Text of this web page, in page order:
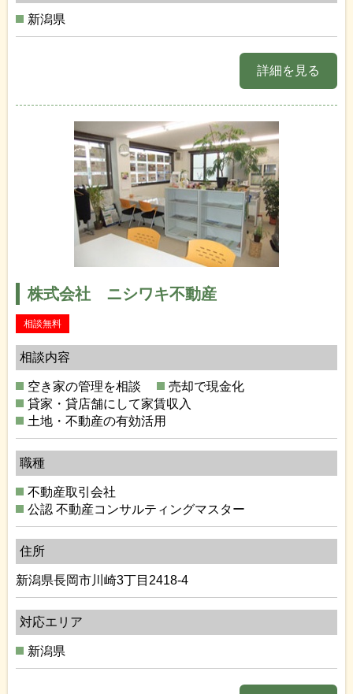
新潟県
詳細を見る
株式会社 ニシワキ不動産
相談無料
相談内容
空き家の管理を相談
売却で現金化
貸家・貸店舗にして家賃収入
土地・不動産の有効活用
職種
不動産取引会社
公認 不動産コンサルティングマスター
住所
新潟県長岡市川崎3丁目2418-4
対応エリア
新潟県